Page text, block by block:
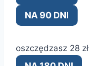
NA 90 DNI
oszczędzasz 28 zł